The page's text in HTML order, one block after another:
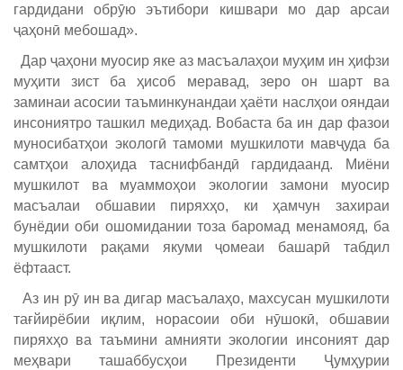
гардидани обрӯю эътибори кишвари мо дар арсаи
ҷаҳонӣ мебошад».
Дар ҷаҳони муосир яке аз масъалаҳои муҳим ин ҳифзи
муҳити зист ба ҳисоб меравад, зеро он шарт ва
заминаи асосии таъминкунандаи ҳаёти наслҳои ояндаи
инсониятро ташкил медиҳад. Вобаста ба ин дар фазои
муносибатҳои экологӣ тамоми мушкилоти мавҷуда ба
самтҳои алоҳида таснифбандӣ гардидаанд. Миёни
мушкилот ва муаммоҳои экологии замони муосир
масъалаи обшавии пиряхҳо, ки ҳамчун захираи
бунёдии оби ошомидании тоза баромад менамояд, ба
мушкилоти рақами якуми ҷомеаи башарӣ табдил
ёфтааст.
Аз ин рӯ ин ва дигар масъалаҳо, махсусан мушкилоти
тағйирёбии иқлим, норасоии оби нӯшокӣ, обшавии
пиряхҳо ва таъмини амнияти экологии инсоният дар
меҳвари ташаббусҳои Президенти Ҷумҳурии